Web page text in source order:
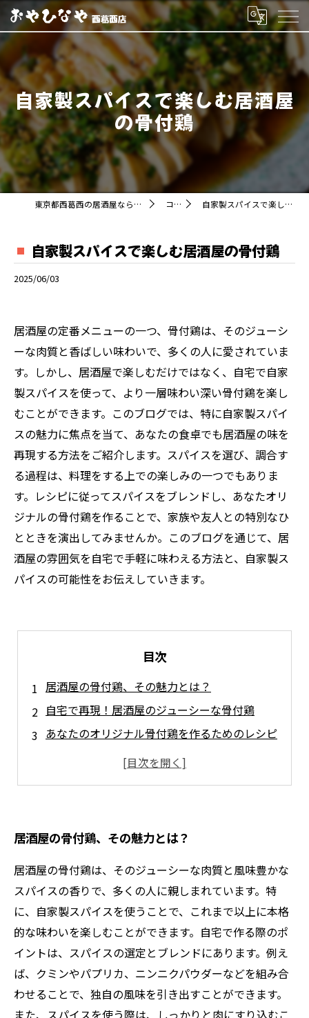
自家製スパイスで楽しむ居酒屋
の骨付鶏
東京都西葛西の居酒屋ならおやひなや 西葛西店 コラム 自家製スパイスで楽しむ居酒屋の骨付鶏
自家製スパイスで楽しむ居酒屋の骨付鶏
2025/06/03
居酒屋の定番メニューの一つ、骨付鶏は、そのジューシ
ーな肉質と香ばしい味わいで、多くの人に愛されていま
す。しかし、居酒屋で楽しむだけではなく、自宅で自家
製スパイスを使って、より一層味わい深い骨付鶏を楽し
むことができます。このブログでは、特に自家製スパイ
スの魅力に焦点を当て、あなたの食卓でも居酒屋の味を
再現する方法をご紹介します。スパイスを選び、調合す
る過程は、料理をする上での楽しみの一つでもありま
す。レシピに従ってスパイスをブレンドし、あなたオリ
ジナルの骨付鶏を作ることで、家族や友人との特別なひ
とときを演出してみませんか。このブログを通じて、居
酒屋の雰囲気を自宅で手軽に味わえる方法と、自家製ス
パイスの可能性をお伝えしていきます。
目次
居酒屋の骨付鶏、その魅力とは？
自宅で再現！居酒屋のジューシーな骨付鶏
あなたのオリジナル骨付鶏を作るためのレシピ
家族との特別な時間を作る、スパイス活用法
居酒屋の骨付鶏、その魅力とは？
居酒屋の骨付鶏は、そのジューシーな肉質と風味豊かな
スパイスの香りで、多くの人に親しまれています。特
に、自家製スパイスを使うことで、これまで以上に本格
的な味わいを楽しむことができます。自宅で作る際のポ
イントは、スパイスの選定とブレンドにあります。例え
ば、クミンやパプリカ、ニンニクパウダーなどを組み合
わせることで、独自の風味を引き出すことができます。
また、スパイスを使う際は、しっかりと肉にすり込むこ